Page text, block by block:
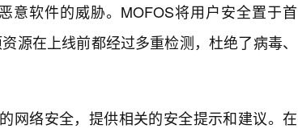
意软件的威胁。MOFOS将用户安全置于首
源在上线前都经过多重检测，杜绝了病毒、
网络安全，提供相关的安全提示和建议。在